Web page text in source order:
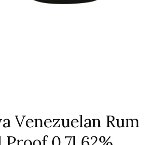
Venezuelan Rum